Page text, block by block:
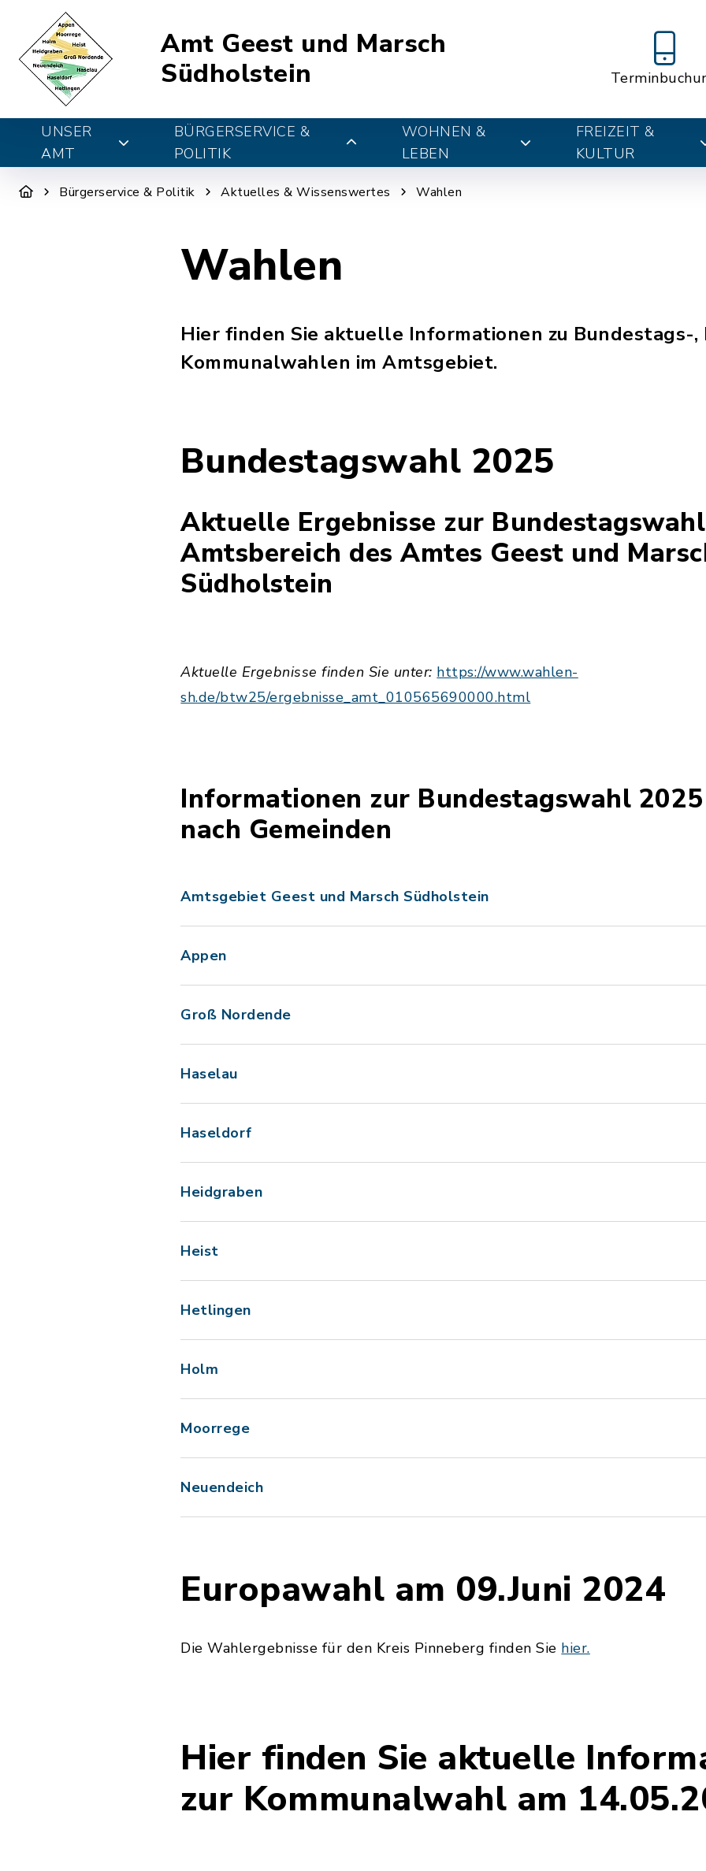
Amt Geest und Marsch
Südholstein
UNSER
AMT
BÜRGERSERVICE &
POLITIK
WOHNEN &
LEBEN
FREIZEIT &
KULTUR
Bürgerservice & Politik Aktuelles & Wissenswertes Wahlen
Wahlen
Hier finden Sie aktuelle Informationen zu Bundestags-,
Kommunalwahlen im Amtsgebiet.
Bundestagswahl 2025
Aktuelle Ergebnisse zur
Amtsbereich des Amtes Geest und
Südholstein
Aktuelle Ergebnisse finden Sie unter: https://www.wahlen-
sh.de/btw25/ergebnisse_amt_010565690000.html
Informationen zur Bundestagswahl
nach Gemeinden
Amtsgebiet Geest und Marsch Südholstein
Appen
Groß Nordende
Haselau
Haseldorf
Heidgraben
Heist
Hetlingen
Holm
Moorrege
Neuendeich
Europawahl am 09.Juni 2024
Die Wahlergebnisse für den Kreis Pinneberg finden Sie hier.
Hier finden Sie aktuelle
zur Kommunalwahl am